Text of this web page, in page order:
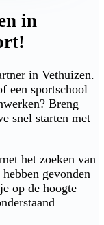
in
in Vethuizen.
een sportschool
Breng
snel starten met
het zoeken van
gevonden
op de hoogte